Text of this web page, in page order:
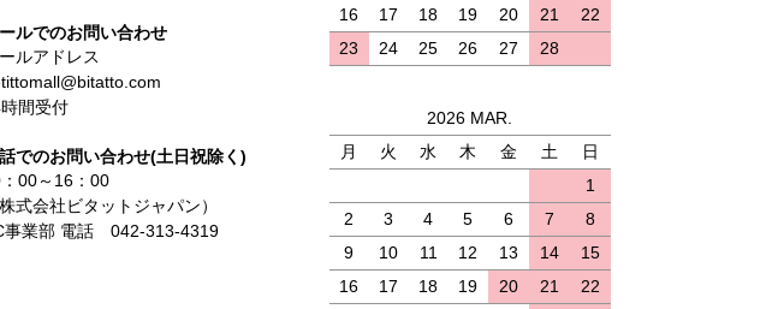
ルでのお問い合わせ
ルアドレス
間受付
でのお問い合わせ(土日祝除く)
00～16：00
株式会社ビタットジャパン）
事業部 電話 042-313-4319
16
17 18 19 20 21
22
23
24 25 26 27 28
2026 MAR.
月
火 水 木 金 土
日
1
2
3 4 5 6 7
8
9
10 11 12 13 14
15
16
17 18 19 20 21
22